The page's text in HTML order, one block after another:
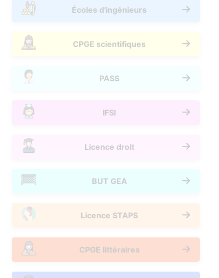
Écoles d'ingénieurs
CPGE scientifiques
PASS
IFSI
Licence droit
BUT GEA
Licence STAPS
CPGE littéraires